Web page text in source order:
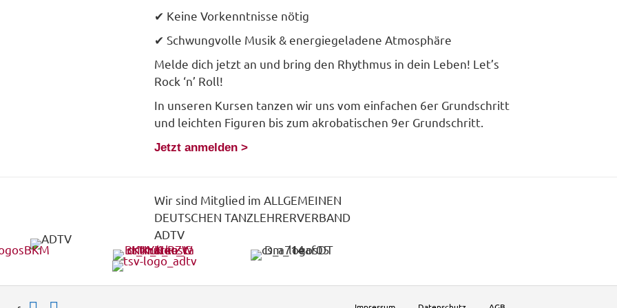
✔ Keine Vorkenntnisse nötig
✔ Schwungvolle Musik & energiegeladene Atmosphäre
Melde dich jetzt an und bring den Rhythmus in dein Leben! Let’s
Rock ‘n’ Roll!
In unseren Kursen tanzen wir uns vom einfachen 6er Grundschritt
und leichten Figuren bis zum akrobatischen 9er Grundschritt.
Jetzt anmelden >
Wir sind Mitglied im ALLGEMEINEN
DEUTSCHEN TANZLEHRERVERBAND
ADTV